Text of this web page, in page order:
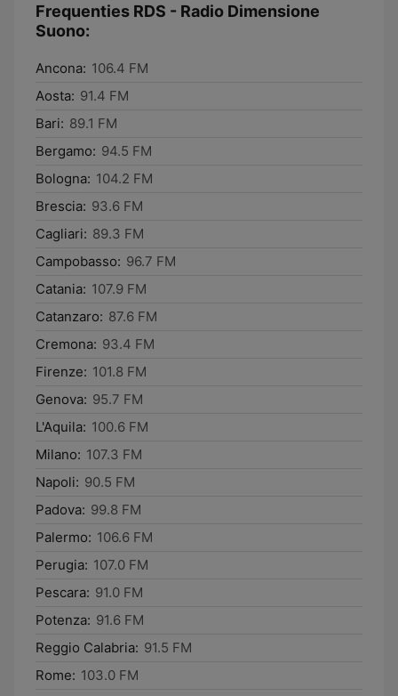
Frequenties RDS - Radio Dimensione
Suono:
Ancona: 106.4 FM
Aosta: 91.4 FM
Bari: 89.1 FM
Bergamo: 94.5 FM
Bologna: 104.2 FM
Brescia: 93.6 FM
Cagliari: 89.3 FM
Campobasso: 96.7 FM
Catania: 107.9 FM
Catanzaro: 87.6 FM
Cremona: 93.4 FM
Firenze: 101.8 FM
Genova: 95.7 FM
L'Aquila: 100.6 FM
Milano: 107.3 FM
Napoli: 90.5 FM
Padova: 99.8 FM
Palermo: 106.6 FM
Perugia: 107.0 FM
Pescara: 91.0 FM
Potenza: 91.6 FM
Reggio Calabria: 91.5 FM
Rome: 103.0 FM